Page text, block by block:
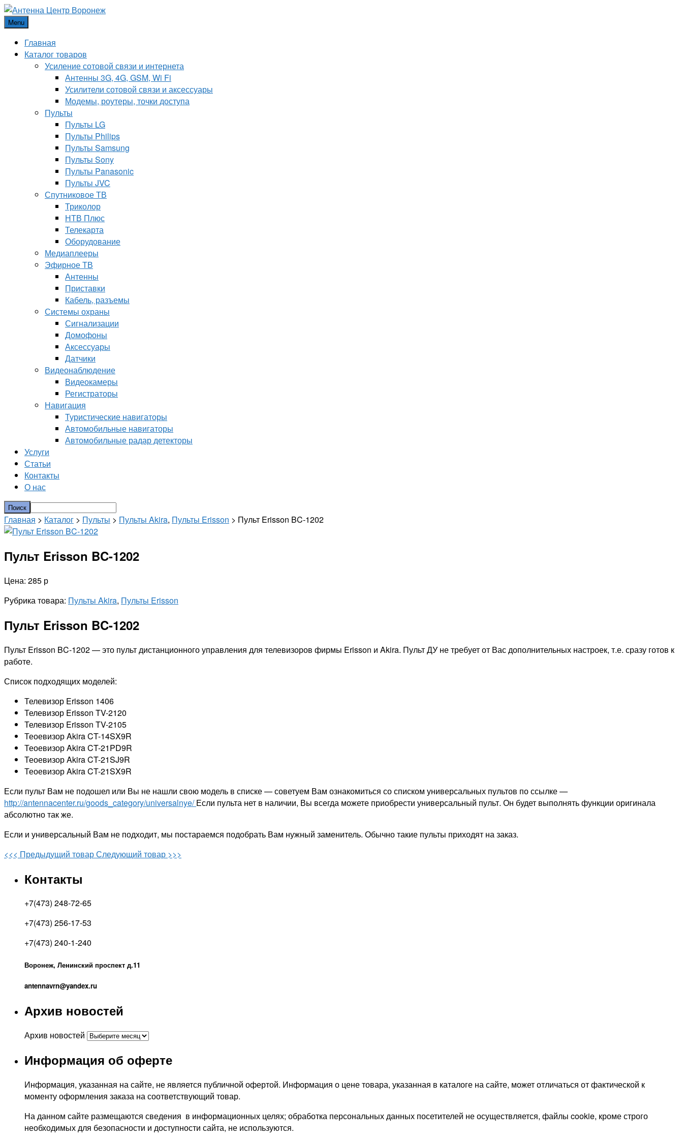
Menu
Главная
Каталог товаров
Усиление сотовой связи и интернета
Антенны 3G, 4G, GSM, Wi Fi
Усилители сотовой связи и аксессуары
Модемы, роутеры, точки доступа
Пульты
Пульты LG
Пульты Philips
Пульты Samsung
Пульты Sony
Пульты Panasonic
Пульты JVC
Спутниковое ТВ
Триколор
НТВ Плюс
Телекарта
Оборудование
Медиаплееры
Эфирное ТВ
Антенны
Приставки
Кабель, разъемы
Системы охраны
Сигнализации
Домофоны
Аксессуары
Датчики
Видеонаблюдение
Видеокамеры
Регистраторы
Навигация
Туристические навигаторы
Автомобильные навигаторы
Автомобильные радар детекторы
Услуги
Статьи
Контакты
О нас
Главная > Каталог > Пульты > Пульты Akira, Пульты Erisson > Пульт Erisson BC-1202
Пульт Erisson BC-1202
Цена: 285 р
Рубрика товара: Пульты Akira, Пульты Erisson
Пульт Erisson BC-1202
Пульт Erisson BC-1202 — это пульт дистанционного управления для телевизоров фирмы Erisson и Akira. Пульт ДУ не требует от Вас дополнительных настроек, т.е. сразу готов к
работе.
Список подходящих моделей:
Телевизор Erisson 1406
Телевизор Erisson TV-2120
Телевизор Erisson TV-2105
Теоевизор Akira CT-14SX9R
Теоевизор Akira CT-21PD9R
Теоевизор Akira CT-21SJ9R
Теоевизор Akira CT-21SX9R
Если пульт Вам не подошел или Вы не нашли свою модель в списке — советуем Вам ознакомиться со списком универсальных пультов по ссылке —
http://antennacenter.ru/goods_category/universalnye/Если пульта нет в наличии, Вы всегда можете приобрести универсальный пульт. Он будет выполнять функции оригинала
абсолютно так же.
Если и универсальный Вам не подходит, мы постараемся подобрать Вам нужный заменитель. Обычно такие пульты приходят на заказ.
<<< Предыдущий товарСледующий товар >>>
Контакты
+7(473) 248-72-65
+7(473) 256-17-53
+7(473) 240-1-240
Воронеж, Ленинский проспект д.11
antennavrn@yandex.ru
Архив новостей
Архив новостей
Информация об оферте
Информация, указанная на сайте, не является публичной офертой. Информация о цене товара, указанная в каталоге на сайте, может отличаться от фактической к
моменту оформления заказа на соответствующий товар.
На данном сайте размещаются сведения в информационных целях; обработка персональных данных посетителей не осуществляется, файлы cookie, кроме строго
необходимых для безопасности и доступности сайта, не используются.